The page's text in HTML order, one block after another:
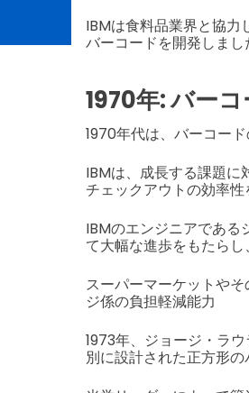
IBMは食料品業界と協力
バーコードを開発しまし
1970年: バー
1970年代は、バーコー
IBMは、成長する課題に
チェックアウトの効率性
IBMのエンジニアである
て大幅な進歩をもたら
スーパーマーケットや
ジ係の負担軽減能力
1973年、ジョージ・ラ
別に設計された正方形の